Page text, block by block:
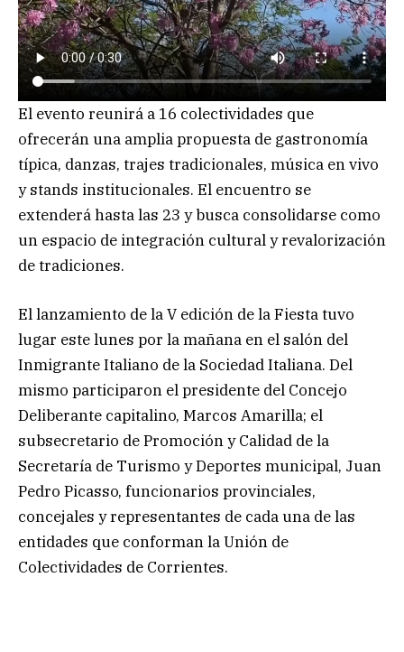
El evento reunirá a 16 colectividades que
ofrecerán una amplia propuesta de gastronomía
típica, danzas, trajes tradicionales, música en vivo
y stands institucionales. El encuentro se
extenderá hasta las 23 y busca consolidarse como
un espacio de integración cultural y revalorización
de tradiciones.
El lanzamiento de la V edición de la Fiesta tuvo
lugar este lunes por la mañana en el salón del
Inmigrante Italiano de la Sociedad Italiana. Del
mismo participaron el presidente del Concejo
Deliberante capitalino, Marcos Amarilla; el
subsecretario de Promoción y Calidad de la
Secretaría de Turismo y Deportes municipal, Juan
Pedro Picasso, funcionarios provinciales,
concejales y representantes de cada una de las
entidades que conforman la Unión de
Colectividades de Corrientes.